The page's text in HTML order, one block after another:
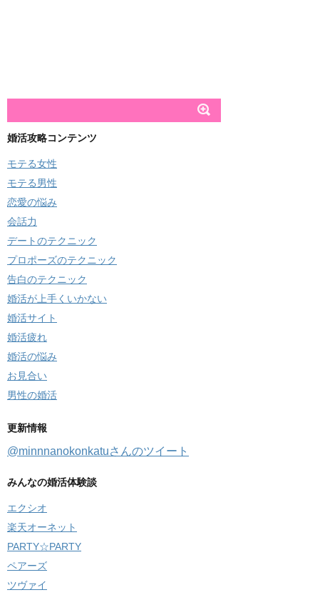
婚活攻略コンテンツ
モテる女性
モテる男性
恋愛の悩み
会話力
デートのテクニック
プロポーズのテクニック
告白のテクニック
婚活が上手くいかない
婚活サイト
婚活疲れ
婚活の悩み
お見合い
男性の婚活
更新情報
@minnnanokonkatuさんのツイート
みんなの婚活体験談
エクシオ
楽天オーネット
PARTY☆PARTY
ペアーズ
ツヴァイ